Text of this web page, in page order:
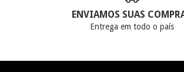
ENVIAMOS SUAS
Entrega em todo o país